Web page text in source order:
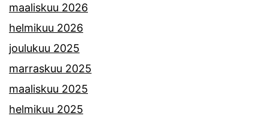
maaliskuu 2026
helmikuu 2026
joulukuu 2025
marraskuu 2025
maaliskuu 2025
helmikuu 2025